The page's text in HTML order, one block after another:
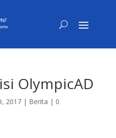
OlympicAD
2017| Berita | 0